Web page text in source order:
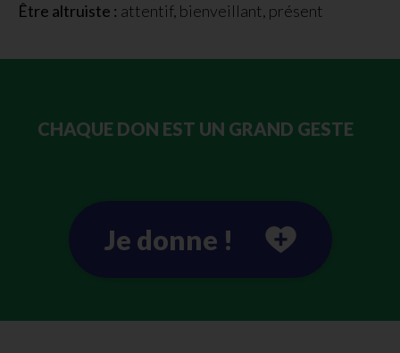
Être altruiste : attentif, bienveillant, présent
CHAQUE DON EST UN GRAND GESTE
Je donne !